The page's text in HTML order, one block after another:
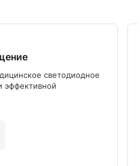
светодиодное
эффективной